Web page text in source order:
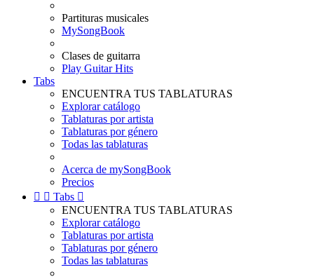
Partituras musicales
MySongBook
Clases de guitarra
Play Guitar Hits
Tabs
ENCUENTRA TUS TABLATURAS
Explorar catálogo
Tablaturas por artista
Tablaturas por género
Todas las tablaturas
Acerca de mySongBook
Precios
  Tabs 
ENCUENTRA TUS TABLATURAS
Explorar catálogo
Tablaturas por artista
Tablaturas por género
Todas las tablaturas